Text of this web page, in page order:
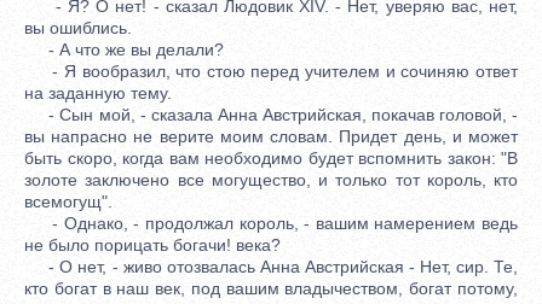
- Я? О нет! - сказал Людовик XIV. - Нет, уверяю вас, нет,
вы ошиблись.
- А что же вы делали?
- Я вообразил, что стою перед учителем и сочиняю ответ
на заданную тему.
- Сын мой, - сказала Анна Австрийская, покачав головой, -
вы напрасно не верите моим словам. Придет день, и может
быть скоро, когда вам необходимо будет вспомнить закон: "В
золоте заключено все могущество, и только тот король, кто
всемогущ".
- Однако, - продолжал король, - вашим намерением ведь
не было порицать богачи! века?
- О нет, - живо отозвалась Анна Австрийская - Нет, сир. Те,
кто богат в наш век, под вашим владычеством, богат потому,